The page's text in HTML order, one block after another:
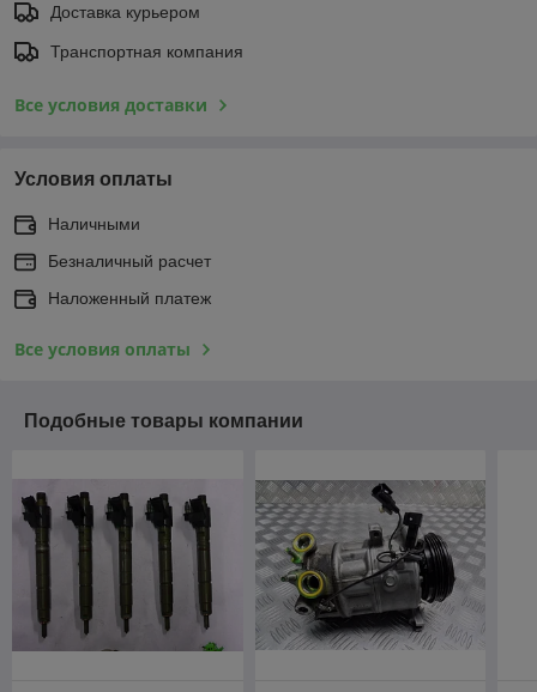
Доставка курьером
Транспортная компания
Все условия доставки
Условия оплаты
Наличными
Безналичный расчет
Наложенный платеж
Все условия оплаты
Подобные товары компании